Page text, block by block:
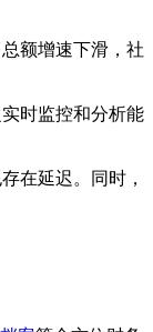
额增速下滑，社
时监控和分析能
在延迟。同时，